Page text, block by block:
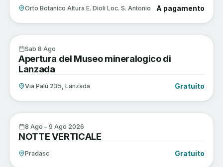
Orto Botanico Altura E. Dioli Loc. S. Antonio A pagamento
Arte e Cultura
Sab 8 Ago
Apertura del Museo mineralogico di
Lanzada
Via Palù 235, Lanzada Gratuito
Active
8 Ago – 9 Ago 2026
NOTTE VERTICALE
Pradasc Gratuito